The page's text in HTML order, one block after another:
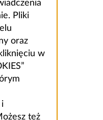
Pliki
oraz
w
i
też